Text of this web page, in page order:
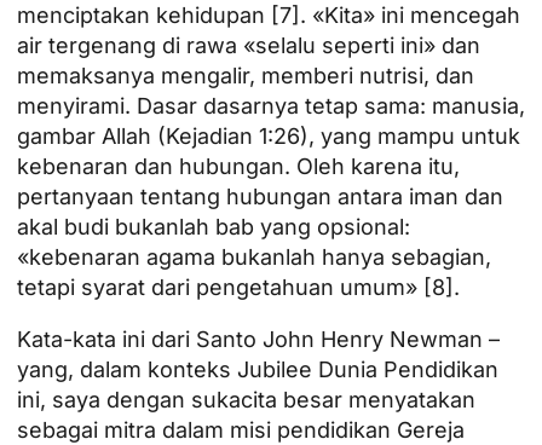
menciptakan kehidupan [7]. «Kita» ini mencegah
air tergenang di rawa «selalu seperti ini» dan
memaksanya mengalir, memberi nutrisi, dan
menyirami. Dasar dasarnya tetap sama: manusia,
gambar Allah (Kejadian 1:26), yang mampu untuk
kebenaran dan hubungan. Oleh karena itu,
pertanyaan tentang hubungan antara iman dan
akal budi bukanlah bab yang opsional:
«kebenaran agama bukanlah hanya sebagian,
tetapi syarat dari pengetahuan umum» [8].
Kata-kata ini dari Santo John Henry Newman –
yang, dalam konteks Jubilee Dunia Pendidikan
ini, saya dengan sukacita besar menyatakan
sebagai mitra dalam misi pendidikan Gereja